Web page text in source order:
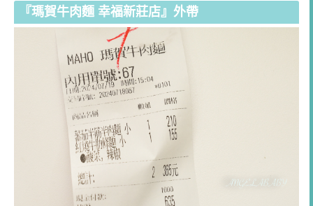
『瑪賀牛肉麵 幸福新莊店』外帶